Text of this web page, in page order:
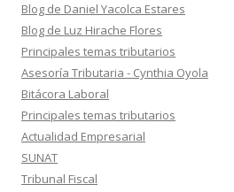
Blog de Daniel Yacolca Estares
Blog de Luz Hirache Flores
Principales temas tributarios
Asesoría Tributaria - Cynthia Oyola
Bitácora Laboral
Principales temas tributarios
Actualidad Empresarial
SUNAT
Tribunal Fiscal